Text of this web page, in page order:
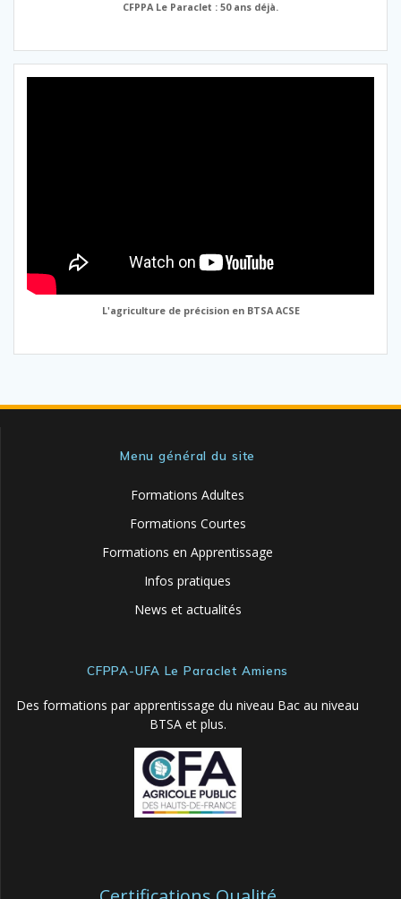
CFPPA Le Paraclet : 50 ans déjà.
L'agriculture de précision en BTSA ACSE
Menu général du site
Formations Adultes
Formations Courtes
Formations en Apprentissage
Infos pratiques
News et actualités
CFPPA-UFA Le Paraclet Amiens
Des formations par apprentissage du niveau Bac au niveau
BTSA et plus.